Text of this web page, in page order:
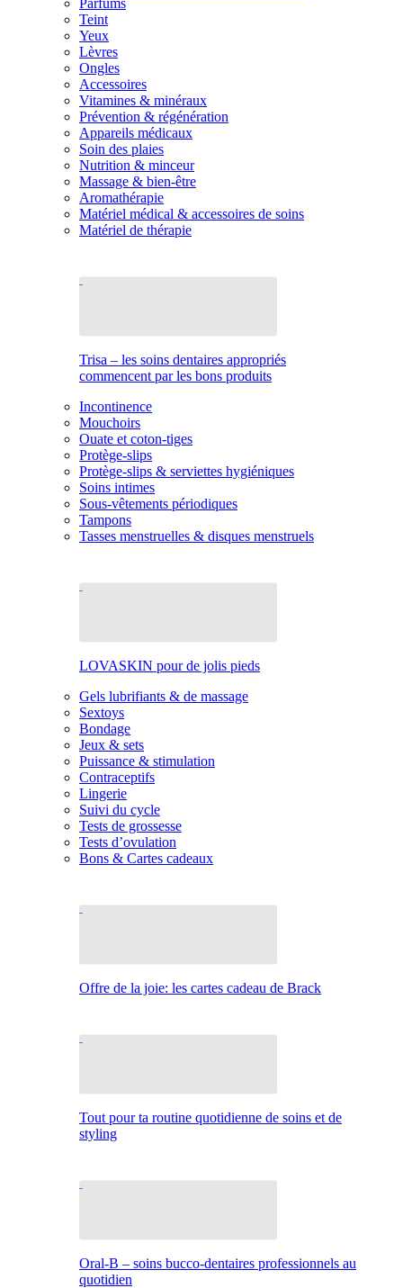
Parfums
Teint
Yeux
Lèvres
Ongles
Accessoires
Vitamines & minéraux
Prévention & régénération
Appareils médicaux
Soin des plaies
Nutrition & minceur
Massage & bien-être
Aromathérapie
Matériel médical & accessoires de soins
Matériel de thérapie
Trisa – les soins dentaires appropriés
commencent par les bons produits
Incontinence
Mouchoirs
Ouate et coton-tiges
Protège-slips
Protège-slips & serviettes hygiéniques
Soins intimes
Sous-vêtements périodiques
Tampons
Tasses menstruelles & disques menstruels
LOVASKIN pour de jolis pieds
Gels lubrifiants & de massage
Sextoys
Bondage
Jeux & sets
Puissance & stimulation
Contraceptifs
Lingerie
Suivi du cycle
Tests de grossesse
Tests d’ovulation
Bons & Cartes cadeaux
Offre de la joie: les cartes cadeau de Brack
Tout pour ta routine quotidienne de soins et de
styling
Oral-B – soins bucco-dentaires professionnels au
quotidien